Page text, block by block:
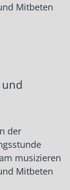
Mitbeten
der
musizieren
Mitbeten